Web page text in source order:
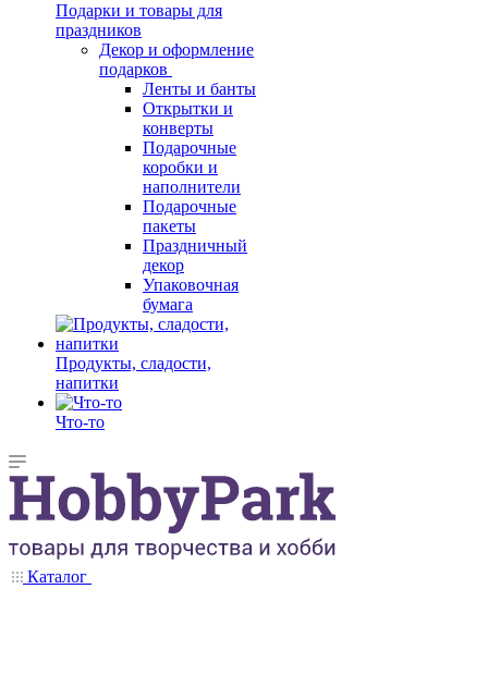
Подарки и товары для
праздников
Декор и оформление
подарков
Ленты и банты
Открытки и
конверты
Подарочные
коробки и
наполнители
Подарочные
пакеты
Праздничный
декор
Упаковочная
бумага
Продукты, сладости,
напитки
Что-то
Каталог